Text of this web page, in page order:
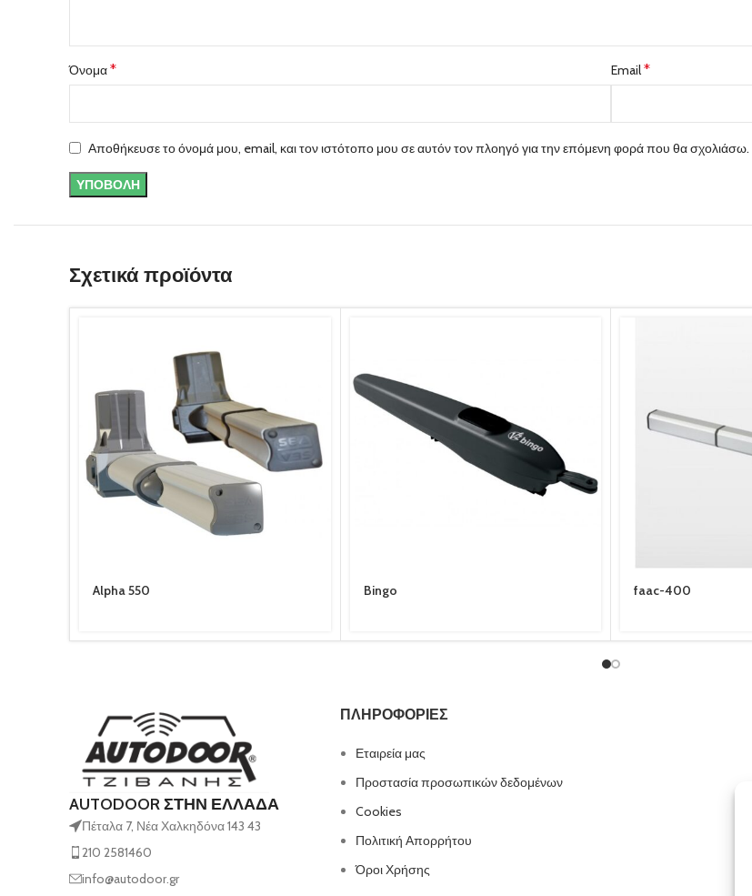
Όνομα* Email*
Αποθήκευσε το όνομά μου, email, και τον ιστότοπο μου σε αυτόν τον πλοηγό για την επόμενη φορά που θα σχολιάσω.
Σχετικά προϊόντα
Alpha 550 Bingo faac-400
AUTODOOR ΣΤΗΝ ΕΛΛΑΔΑ
Πέταλα 7, Νέα Χαλκηδόνα 143 43
210 2581460
info@autodoor.gr
ΠΛΗΡΟΦΟΡΙΕΣ
Εταιρεία μας
Προστασία προσωπικών δεδομένων
Cookies
Πολιτική Απορρήτου
Όροι Χρήσης